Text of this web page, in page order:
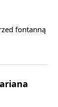
fontanną